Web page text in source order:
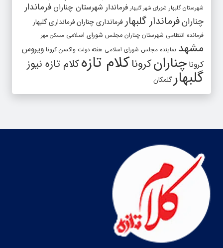
شهرستان گلبهار شورای شهر گلبهار فرماندار شهرستان چناران فرماندار
چنارانفرماندار گلبهار فرمانداری چنارانفرمانداری گلبهار
فرمانده انتظامی شهرستان چناران مجلس شورای اسلامی مسکن مهر
مشهد نماینده مجلس شورای اسلامی هفته دولت واکسن کرونا ویروس
کرونا چنارانکروناکلام تازهکلام تازه نیوز
گلبهارگلمکان